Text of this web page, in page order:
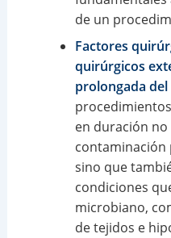
de un
Factores
quirúrgicos
prolongada
en duración
contaminación
sino que
condiciones
microbiano,
de tejidos e